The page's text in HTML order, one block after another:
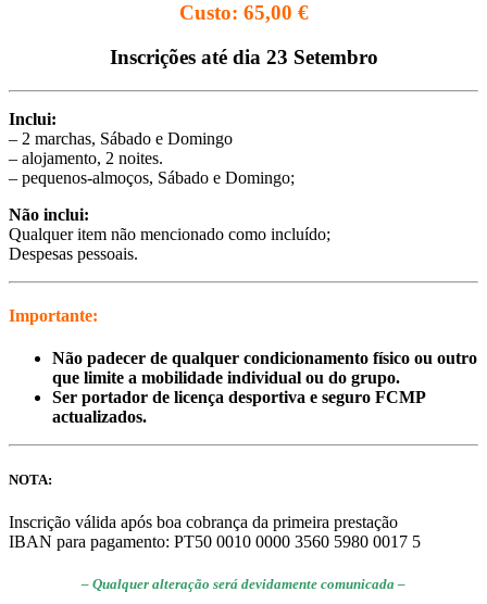
Custo: 65,00 €
Inscrições até dia 23 Setembro
Inclui:
– 2 marchas, Sábado e Domingo
– alojamento, 2 noites.
– pequenos-almoços, Sábado e Domingo;
Não inclui:
Qualquer item não mencionado como incluído;
Despesas pessoais.
Importante:
Não padecer de qualquer condicionamento físico ou outro
que limite a mobilidade individual ou do grupo.
Ser portador de licença desportiva e seguro FCMP
actualizados.
NOTA:
Inscrição válida após boa cobrança da primeira prestação
IBAN para pagamento: PT50 0010 0000 3560 5980 0017 5
– Qualquer alteração será devidamente comunicada –